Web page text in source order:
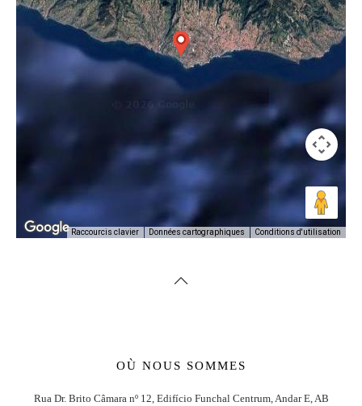
Raccourcis clavier Données cartographiques Conditions d'utilisation
OÙ NOUS SOMMES
Rua Dr. Brito Câmara nº 12, Edifício Funchal Centrum, Andar E, AB